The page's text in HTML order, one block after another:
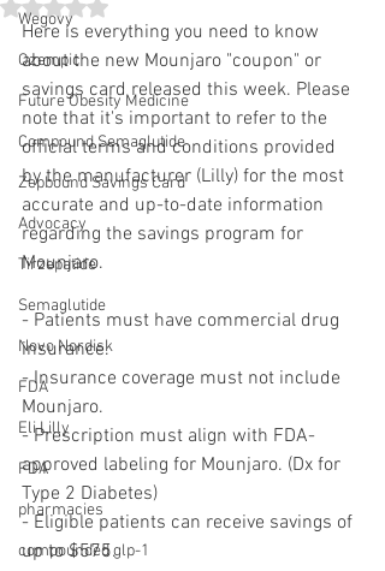
Wegovy
Ozempic
Future Obesity Medicine
Compound Semaglutide
Zepbound Savings Card
Advocacy
Tirzepatide
Semaglutide
Novo Nordisk
FDA
Eli Lilly
FDA
pharmacies
compounded glp-1
Rated NaN out of 5 stars.
Here is everything you need to know
about the new Mounjaro "coupon" or
savings card released this week. Please
note that it's important to refer to the
official terms and conditions provided
by the manufacturer (Lilly) for the most
accurate and up-to-date information
regarding the savings program for
Mounjaro.
- Patients must have commercial drug
insurance.
- Insurance coverage must not include
Mounjaro.
- Prescription must align with FDA-
approved labeling for Mounjaro. (Dx for
Type 2 Diabetes)
- Eligible patients can receive savings of
up to $575.